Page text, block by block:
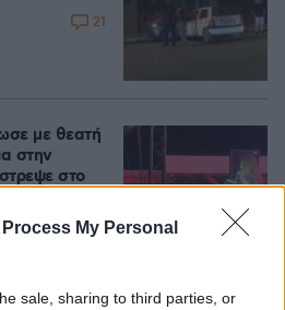
My Personal
sale, sharing to third parties, or
21
με θεατή
στην
στο